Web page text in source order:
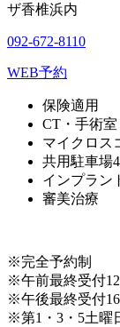
ザ香椎浜内
092-672-8110
WEB予約
保険適用
CT・手術室
マイクロス
共用駐車場
インプラン
審美治療
※完全予約制
※午前最終受付
※午後最終受付
※第1・3・5土曜